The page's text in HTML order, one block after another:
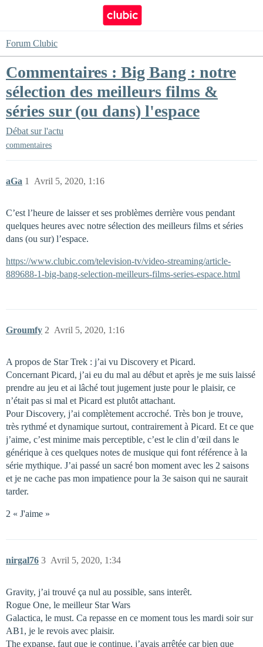
Forum Clubic
Commentaires : Big Bang : notre
sélection des meilleurs films &
séries sur (ou dans) l'espace
Débat sur l'actu
commentaires
aGa Avril 5, 2020, 1:16
1
C’est l’heure de laisser et ses problèmes derrière vous pendant
quelques heures avec notre sélection des meilleurs films et séries
dans (ou sur) l’espace.
https://www.clubic.com/television-tv/video-streaming/article-
889688-1-big-bang-selection-meilleurs-films-series-espace.html
Groumfy Avril 5, 2020, 1:16
2
A propos de Star Trek : j’ai vu Discovery et Picard.
Concernant Picard, j’ai eu du mal au début et après je me suis laissé
prendre au jeu et ai lâché tout jugement juste pour le plaisir, ce
n’était pas si mal et Picard est plutôt attachant.
Pour Discovery, j’ai complètement accroché. Très bon je trouve,
très rythmé et dynamique surtout, contrairement à Picard. Et ce que
j’aime, c’est minime mais perceptible, c’est le clin d’œil dans le
générique à ces quelques notes de musique qui font référence à la
série mythique. J’ai passé un sacré bon moment avec les 2 saisons
et je ne cache pas mon impatience pour la 3e saison qui ne saurait
tarder.
2 « J'aime »
nirgal76 Avril 5, 2020, 1:34
3
Gravity, j’ai trouvé ça nul au possible, sans interêt.
Rogue One, le meilleur Star Wars
Galactica, le must. Ca repasse en ce moment tous les mardi soir sur
AB1, je le revois avec plaisir.
The expanse, faut que je continue, j’avais arrêtée car bien que